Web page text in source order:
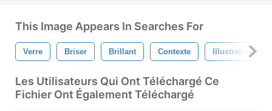
This Image Appears In Searches For
Verre Briser Brillant Contexte Illustration
Les Utilisateurs Qui Ont Téléchargé Ce
Fichier Ont Également Téléchargé